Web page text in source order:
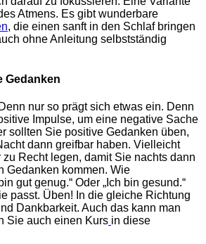
Atmens. Es gibt wunderbare
, die einen sanft in den Schlaf bringen
ohne Anleitung selbstständig
Gedanken
nur so prägt sich etwas ein. Denn
Impulse, um eine negative Sache
sollten Sie positive Gedanken üben,
dann greifbar haben. Vielleicht
Recht legen, damit Sie nachts dann
Gedanken kommen. Wie
gut genug.“ Oder „Ich bin gesund.“
passt. Üben! In die gleiche Richtung
Dankbarkeit. Auch das kann man
Sie auch einen Kurs in diese